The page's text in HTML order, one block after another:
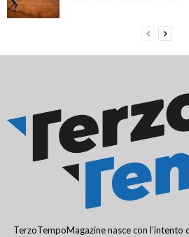
TerzoTempoMagazine nasce con